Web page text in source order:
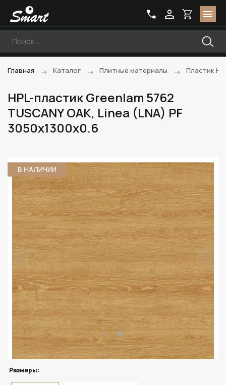
Главная Каталог Плитные материалы Пластик
HPL-пластик Greenlam 5762
TUSCANY OAK, Linea (LNA) PF
3050х1300х0.6
В НАЛИЧИИ
Размеры: